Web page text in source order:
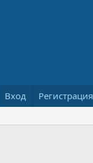
Вход Регистрация